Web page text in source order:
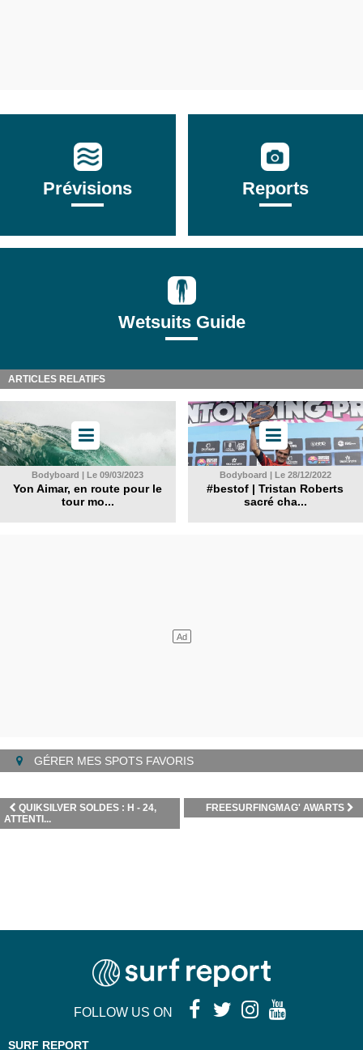
Prévisions Reports
Wetsuits Guide
ARTICLES RELATIFS
Bodyboard | Le 09/03/2023
Yon Aimar, en route pour le
tour mo...
Bodyboard | Le 28/12/2022
#bestof | Tristan Roberts
sacré cha...
GÉRER MES SPOTS FAVORIS
FREESURFINGMAG' AWARTS
QUIKSILVER SOLDES : H - 24,
ATTENTI...
FOLLOW US ON
SURF REPORT